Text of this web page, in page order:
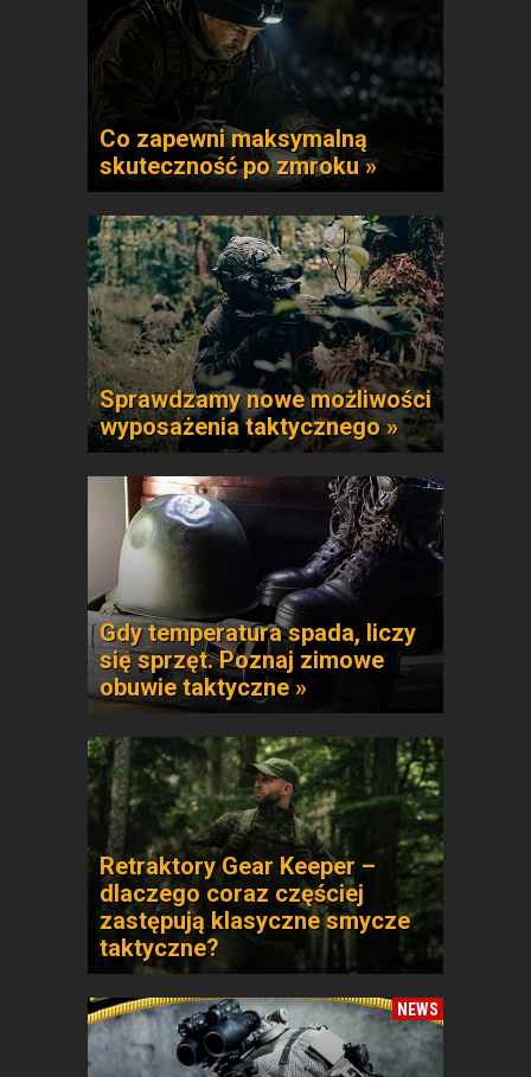
Co zapewni maksymalną
skuteczność po zmroku »
Sprawdzamy nowe możliwości
wyposażenia taktycznego »
Gdy temperatura spada, liczy
się sprzęt. Poznaj zimowe
obuwie taktyczne »
Retraktory Gear Keeper –
dlaczego coraz częściej
zastępują klasyczne smycze
taktyczne?
NEWS